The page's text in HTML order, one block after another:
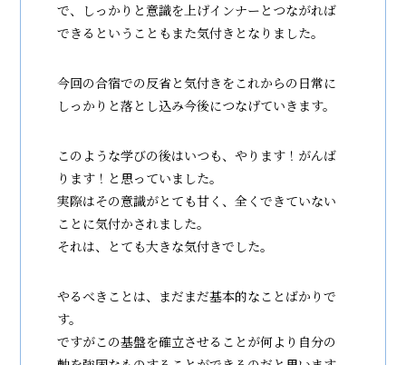
で、しっかりと意識を上げインナーとつながれば
できるということもまた気付きとなりました。
今回の合宿での反省と気付きをこれからの日常に
しっかりと落とし込み今後につなげていきます。
このような学びの後はいつも、やります！がんば
ります！と思っていました。
実際はその意識がとても甘く、全くできていない
ことに気付かされました。
それは、とても大きな気付きでした。
やるべきことは、まだまだ基本的なことばかりで
す。
ですがこの基盤を確立させることが何より自分の